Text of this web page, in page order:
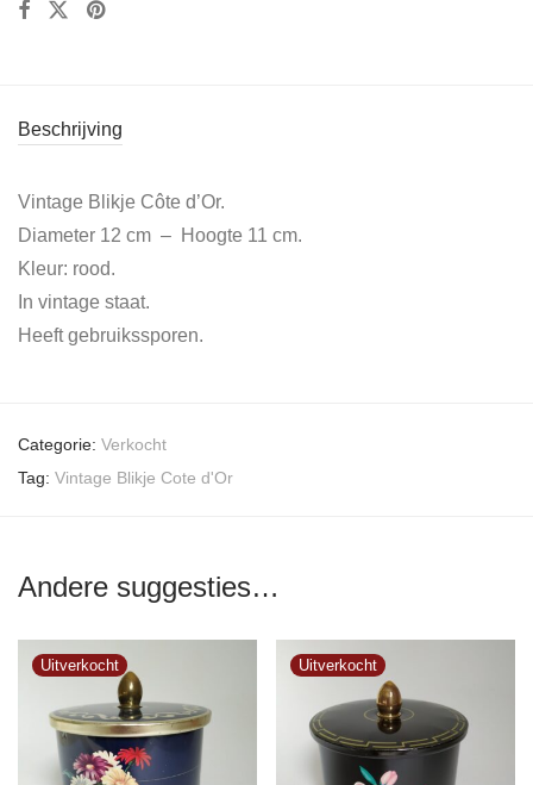
Beschrijving
Vintage Blikje Côte d’Or.
Diameter 12 cm – Hoogte 11 cm.
Kleur: rood.
In vintage staat.
Heeft gebruikssporen.
Categorie: Verkocht
Tag: Vintage Blikje Cote d'Or
Andere suggesties…